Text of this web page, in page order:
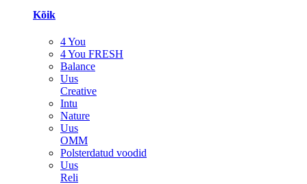
Kõik
4 You
4 You FRESH
Balance
Uus
Creative
Intu
Nature
Uus
OMM
Polsterdatud voodid
Uus
Reli